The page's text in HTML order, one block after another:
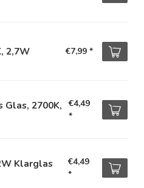
2,7W €7,99 *
Glas, 2700K,
€4,49
*
Klarglas
€4,49
*